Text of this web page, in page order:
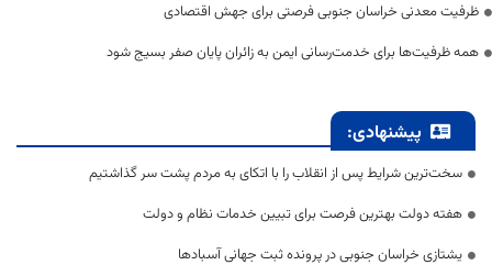
ظرفیت معدنی خراسان جنوبی فرصتی برای جهش اقتصادی
همه ظرفیت‌ها برای خدمت‌رسانی ایمن به زائران پایان صفر بسیج شود
پیشنهادی:
سخت‌ترین شرایط پس از انقلاب را با اتکای به مردم پشت سر گذاشتیم
هفته دولت بهترین فرصت برای تبیین خدمات نظام و دولت
یشتازی خراسان جنوبی در پرونده ثبت جهانی آسبادها